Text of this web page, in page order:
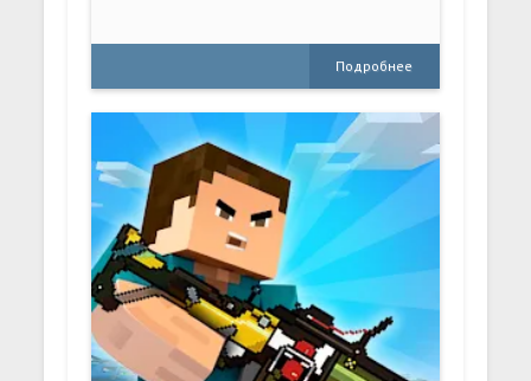
Подробнее